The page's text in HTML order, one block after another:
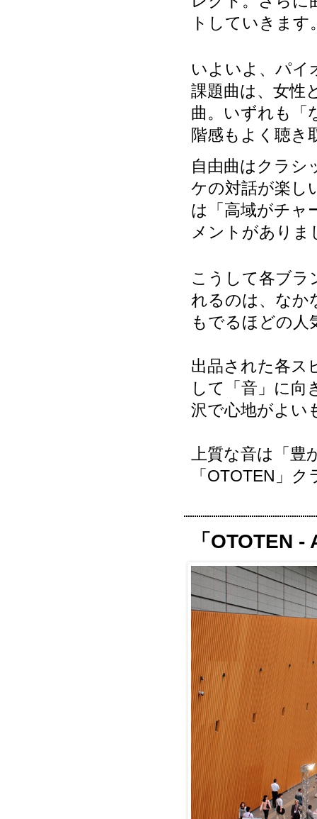
トしていきます
いよいよ、パイ
課題曲は、女性
曲。いずれも「
階感もよく聴き
自由曲はクラシ
ケの対話が楽し
は「高域がチャ
メントがありま
こうして各ブラ
れるのは、なか
もでるほどの人
出品された各ス
して「音」に向
沢で心地がよい
上質な音は「
「OTOTEN」
「OTOTEN